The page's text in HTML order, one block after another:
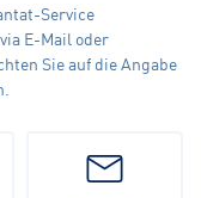
Service
E-Mail oder
Sie auf die Angabe